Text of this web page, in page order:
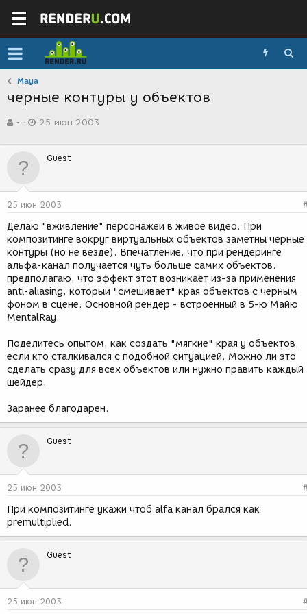
Maya
черные контуры у объектов
в
р
м
-
а
д
н
и
я
25 июн 2003
Guest
25 июн 2003
Делаю "вживление" персонажей в живое видео. При
композитинге вокруг виртуальных объектов заметны черные
контуры (но не везде). Впечатление, что при рендеринге
альфа-канал получается чуть больше самих объектов.
предполагаю, что эффект этот возникает из-за применения
anti-aliasing, который "смешивает" края объектов с черным
фоном в сцене. Основной рендер - встроенный в 5-ю Майю
MentalRay.
Поделитесь опытом, как создать "мягкие" края у объектов,
если кто сталкивался с подобной ситуацией. Можно ли это
сделать сразу для всех объектов или нужно править каждый
шейдер.
Заранее благодарен.
Guest
25 июн 2003
При композитинге укажи чтоб alfa канал брался как
premultiplied.
Guest
25 июн 2003